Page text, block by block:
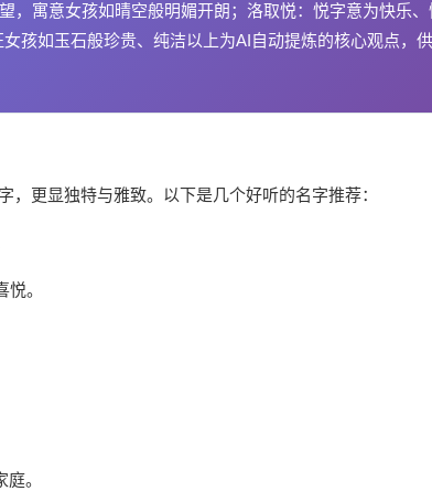
，寓意女孩如晴空般明媚开朗；洛取悦：悦字意为快乐、
孩如玉石般珍贵、纯洁以上为AI自动提炼的核心观点，
，更显独特与雅致。以下是几个好听的名字推荐：
。
。